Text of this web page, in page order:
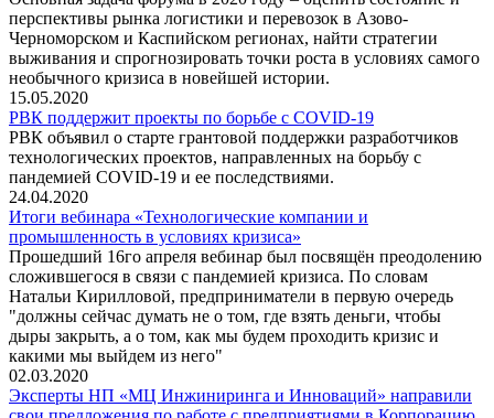
перспективы рынка логистики и перевозок в Азово-
Черноморском и Каспийском регионах, найти стратегии
выживания и спрогнозировать точки роста в условиях самого
необычного кризиса в новейшей истории.
15.05.2020
РВК поддержит проекты по борьбе с COVID-19
РВК объявил о старте грантовой поддержки разработчиков
технологических проектов, направленных на борьбу с
пандемией COVID-19 и ее последствиями.
24.04.2020
Итоги вебинара «Технологические компании и
промышленность в условиях кризиса»
Прошедший 16го апреля вебинар был посвящён преодолению
сложившегося в связи с пандемией кризиса. По словам
Натальи Кирилловой, предприниматели в первую очередь
"должны сейчас думать не о том, где взять деньги, чтобы
дыры закрыть, а о том, как мы будем проходить кризис и
какими мы выйдем из него"
02.03.2020
Эксперты НП «МЦ Инжиниринга и Инноваций» направили